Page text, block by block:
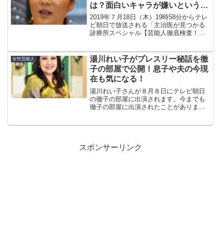
は？面白いキャラが嫌いという
声…
2019年７月18日（木）19時58分からテレ
ビ朝日で放送される「主治医が見つかる
診療所スペシャル【芸能人徹底検査！人
所」は、MCを草野仁さん、東野幸治さん
が務め、...
女性芸能人
湯川れい子がプレスリー秘話を徹
子の部屋で公開！息子や夫の今現
在も気になる！
湯川れい子さんが８月８日にテレビ朝日
の徹子の部屋に出演されます。今までも
徹子の部屋に出演されたことがありまし
スポンサーリンク